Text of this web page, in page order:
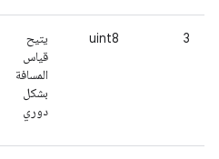
3
uint8
يتيح
قياس
المسافة
بشكل
دوري